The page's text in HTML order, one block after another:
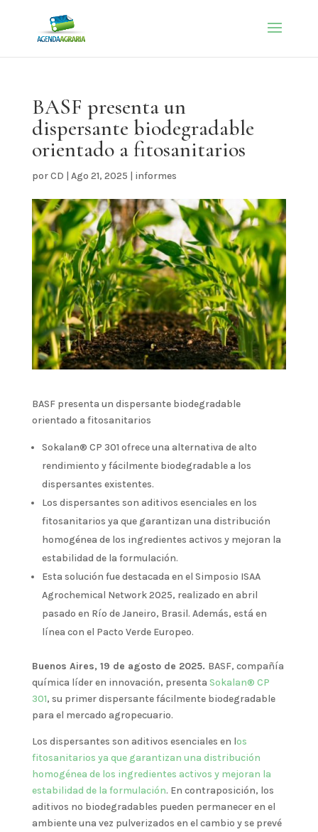
BASF presenta un
dispersante biodegradable
orientado a fitosanitarios
porCD | Ago 21, 2025 | informes
BASF presenta un dispersante biodegradable
orientado a fitosanitarios
Sokalan® CP 301 ofrece una alternativa de alto
rendimiento y fácilmente biodegradable a los
dispersantes existentes.
Los dispersantes son aditivos esenciales en los
fitosanitarios ya que garantizan una distribución
homogénea de los ingredientes activos y mejoran la
estabilidad de la formulación.
Esta solución fue destacada en el Simposio ISAA
Agrochemical Network 2025, realizado en abril
pasado en Río de Janeiro, Brasil. Además, está en
línea con el Pacto Verde Europeo.
Buenos Aires, 19 de agosto de 2025. BASF, compañía
química líder en innovación, presenta Sokalan® CP
301, su primer dispersante fácilmente biodegradable
para el mercado agropecuario.
Los dispersantes son aditivos esenciales en los
fitosanitarios ya que garantizan una distribución
homogénea de los ingredientes activos y mejoran la
estabilidad de la formulación. En contraposición, los
aditivos no biodegradables pueden permanecer en el
ambiente una vez pulverizados en el cambio y se prevé